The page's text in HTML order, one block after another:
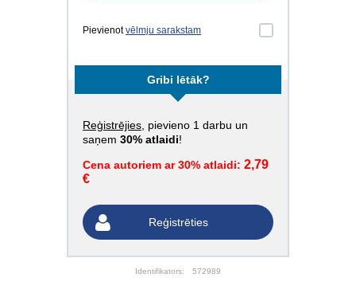
Pievienotvēlmju sarakstam
Gribi lētāk?
Reģistrējies , pievieno 1 darbu un
saņem 30% atlaidi!
Cena autoriem ar 30% atlaidi: 2,79
€
Reģistrēties
Identifikators: 572989